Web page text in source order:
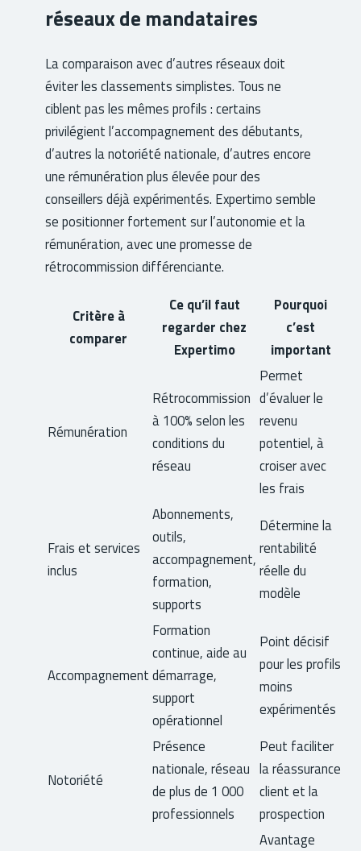
réseaux de mandataires
La comparaison avec d’autres réseaux doit
éviter les classements simplistes. Tous ne
ciblent pas les mêmes profils : certains
privilégient l’accompagnement des débutants,
d’autres la notoriété nationale, d’autres encore
une rémunération plus élevée pour des
conseillers déjà expérimentés. Expertimo semble
se positionner fortement sur l’autonomie et la
rémunération, avec une promesse de
rétrocommission différenciante.
Critère à
comparer
Ce qu’il faut
regarder chez
Expertimo
Pourquoi
c’est
important
Rémunération
Rétrocommission
à 100% selon les
conditions du
réseau
Permet
d’évaluer le
revenu
potentiel, à
croiser avec
les frais
Frais et services
inclus
Abonnements,
outils,
accompagnement,
formation,
supports
Détermine la
rentabilité
réelle du
modèle
Accompagnement
Formation
continue, aide au
démarrage,
support
opérationnel
Point décisif
pour les profils
moins
expérimentés
Notoriété
Présence
nationale, réseau
de plus de 1 000
professionnels
Peut faciliter
la réassurance
client et la
prospection
Avantage